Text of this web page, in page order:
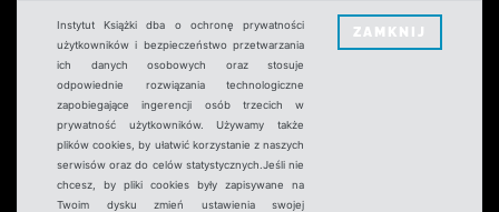
Instytut Książki dba o ochronę prywatności
użytkowników i bezpieczeństwo przetwarzania
ich danych osobowych oraz stosuje
odpowiednie rozwiązania technologiczne
zapobiegające ingerencji osób trzecich w
prywatność użytkowników. Używamy także
plików cookies, by ułatwić korzystanie z naszych
serwisów oraz do celów statystycznych.Jeśli nie
chcesz, by pliki cookies były zapisywane na
Twoim dysku zmień ustawienia swojej
ZAMKNIJ